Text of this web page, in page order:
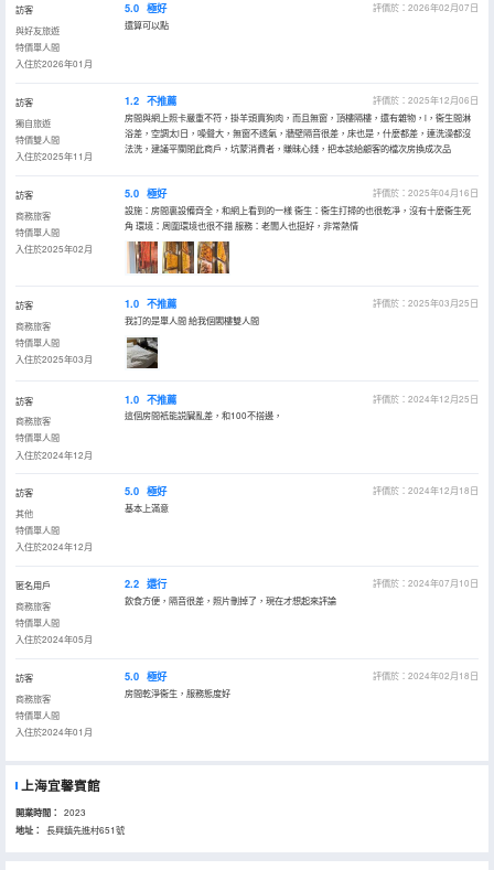
訪客
與好友旅遊
特價單人間
入住於2026年01月
5.0 極好
評價於：2026年02月07日
還算可以點
訪客
獨自旅遊
特價雙人間
入住於2025年11月
1.2 不推薦
評價於：2025年12月06日
房間與網上照卡嚴重不符，掛羊頭賣狗肉，而且無窗，頂樓隔樓，還有雜物，i，衞生間淋
浴差，空調太l日，噪聲大，無窗不透氣，牆壁隔音很差，床也是，什麼都差，連洗澡都沒
法洗，建議平關閉此商戶，坑蒙消費者，賺昧心錢，把本該給顧客的檔次房換成次品
訪客
商務旅客
特價單人間
入住於2025年02月
5.0 極好
評價於：2025年04月16日
設施：房間裏設備齊全，和網上看到的一樣 衞生：衞生打掃的也很乾凈，沒有十麼衞生死
角 環境：周圍環境也很不錯 服務：老闆人也挺好，非常熱情
訪客
商務旅客
特價單人間
入住於2025年03月
1.0 不推薦
評價於：2025年03月25日
我訂的是單人間 給我個閣樓雙人間
訪客
商務旅客
特價單人間
入住於2024年12月
1.0 不推薦
評價於：2024年12月25日
這個房間衹能説臟亂差，和100不搭邊，
訪客
其他
特價單人間
入住於2024年12月
5.0 極好
評價於：2024年12月18日
基本上滿意
匿名用戶
商務旅客
特價單人間
入住於2024年05月
2.2 還行
評價於：2024年07月10日
飲食方便，隔音很差，照片刪掉了，現在才想起來評論
訪客
商務旅客
特價單人間
入住於2024年01月
5.0 極好
評價於：2024年02月18日
房間乾淨衞生，服務態度好
上海宜馨賓館
開業時間： 2023
地址： 長興鎮先進村651號